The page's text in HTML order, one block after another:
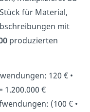
für Material,
mit
produzierten
120 € •
1.200.000 €
(100 € •